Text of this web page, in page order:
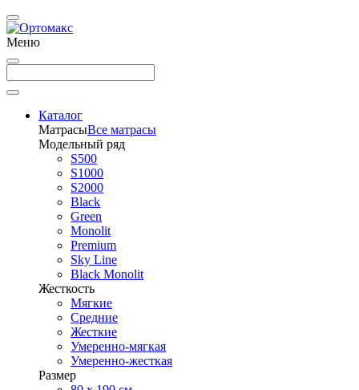
Меню
Каталог
МатрасыВсе матрасы
Модельный ряд
S500
S1000
S2000
Black
Green
Monolit
Premium
Sky Line
Black Monolit
Жесткость
Мягкие
Средние
Жесткие
Умеренно-мягкая
Умеренно-жесткая
Размер